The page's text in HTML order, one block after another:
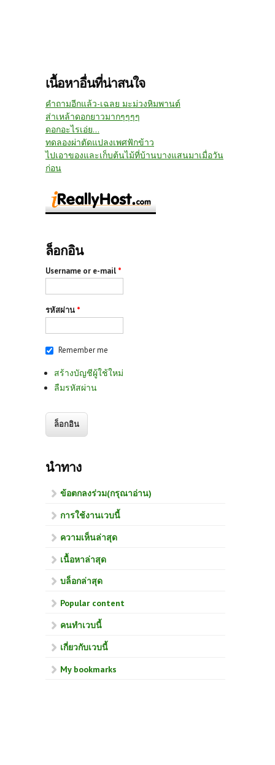
เนื้อหาอื่นที่น่าสนใจ
คำถามอีกแล้ว-เฉลย มะม่วงหิมพานต์
ส่าเหล้าดอกยาวมากๆๆๆๆ
ดอกอะไรเอ่ย...
ทดลองผ่าตัดแปลงเพศฟักข้าว
ไปเอาของและเก็บต้นไม้ที่บ้านบางแสนมาเมื่อวัน
ก่อน
ล็อกอิน
Username or e-mail *
รหัสผ่าน *
Remember me
สร้างบัญชีผู้ใช้ใหม่
ลืมรหัสผ่าน
นำทาง
ข้อตกลงร่วม(กรุณาอ่าน)
การใช้งานเวบนี้
ความเห็นล่าสุด
เนื้อหาล่าสุด
บล็อกล่าสุด
Popular content
คนทำเวบนี้
เกี่ยวกับเวบนี้
My bookmarks